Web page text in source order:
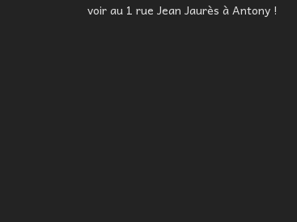
voir au 1 rue Jean Jaurès à Antony !